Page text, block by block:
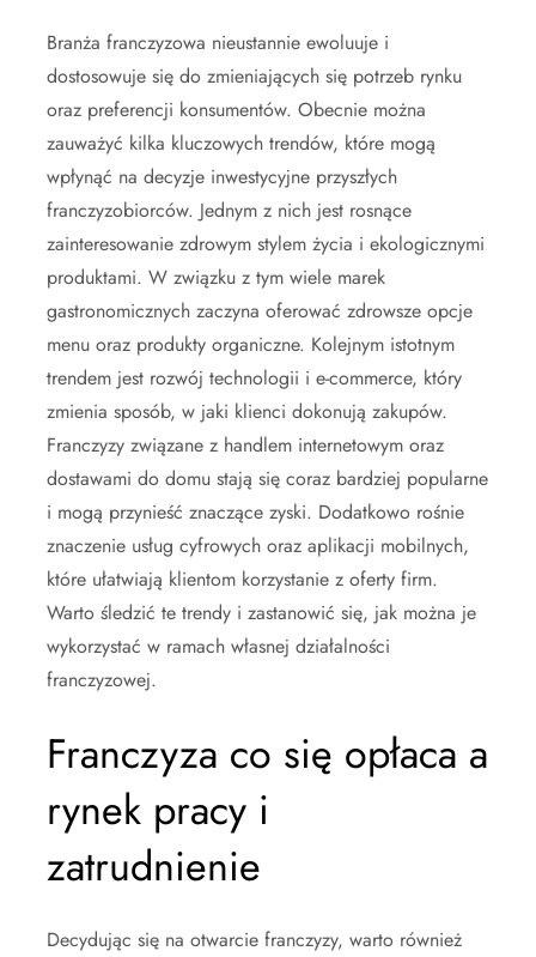
Branża franczyzowa nieustannie ewoluuje i
dostosowuje się do zmieniających się potrzeb rynku
oraz preferencji konsumentów. Obecnie można
zauważyć kilka kluczowych trendów, które mogą
wpłynąć na decyzje inwestycyjne przyszłych
franczyzobiorców. Jednym z nich jest rosnące
zainteresowanie zdrowym stylem życia i ekologicznymi
produktami. W związku z tym wiele marek
gastronomicznych zaczyna oferować zdrowsze opcje
menu oraz produkty organiczne. Kolejnym istotnym
trendem jest rozwój technologii i e-commerce, który
zmienia sposób, w jaki klienci dokonują zakupów.
Franczyzy związane z handlem internetowym oraz
dostawami do domu stają się coraz bardziej popularne
i mogą przynieść znaczące zyski. Dodatkowo rośnie
znaczenie usług cyfrowych oraz aplikacji mobilnych,
które ułatwiają klientom korzystanie z oferty firm.
Warto śledzić te trendy i zastanowić się, jak można je
wykorzystać w ramach własnej działalności
franczyzowej.
Franczyza co się opłaca a
rynek pracy i
zatrudnienie
Decydując się na otwarcie franczyzy, warto również